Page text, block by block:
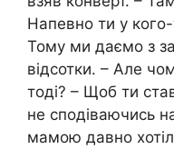
Напевно ти у
Тому ми даємо з
відсотки. – Але
тоді? – Щоб ти
не сподіваючись
мамою давно